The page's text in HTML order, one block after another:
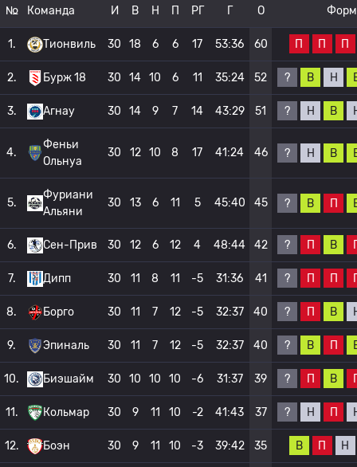
№ Команда И В Н П РГ Г О
1. Тионвиль 30 18 6 6 17 53:36 60 П П П
2. Бурж 18 30 14 10 6 11 35:24 52 ? В Н
3. Агнау 30 14 9 7 14 43:29 51 ? Н В
4.
Феньи
Ольнуа
30 12 10 8 17 41:24 46 ? Н В
5.
Фуриани
Альяни
30 13 6 11 5 45:40 45 ? В П
6. Сен-Прив 30 12 6 12 4 48:44 42 ? П В
7. Дипп 30 11 8 11 -5 31:36 41 ? П П
8. Борго 30 11 7 12 -5 32:37 40 ? П В
9. Эпиналь 30 11 7 12 -5 32:37 40 ? В П
10. Биэшайм 30 10 10 10 -6 31:37 39 ? П В
11. Кольмар 30 9 11 10 -2 41:43 37 ? Н П
12. Боэн 30 9 11 10 -3 39:42 35 В П Н